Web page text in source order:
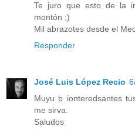
Te juro que esto de la
montón ;)
Mil abrazotes desde el
Responder
José Luis López Recio
Muyu b ionteredsantes
me sirva.
Saludos